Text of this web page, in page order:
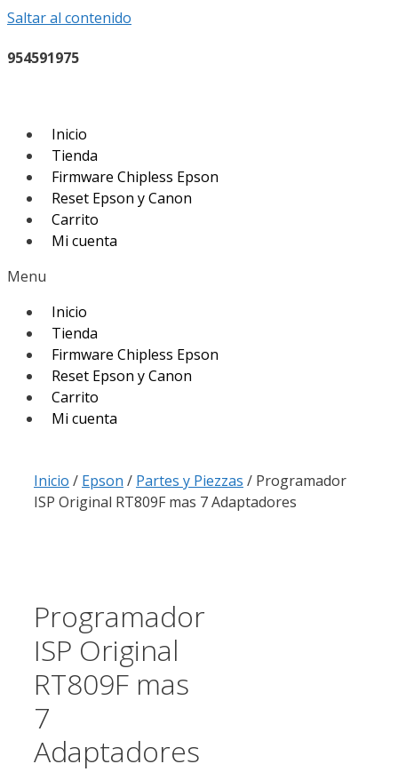
Saltar al contenido
954591975
Inicio
Tienda
Firmware Chipless Epson
Reset Epson y Canon
Carrito
Mi cuenta
Menu
Inicio
Tienda
Firmware Chipless Epson
Reset Epson y Canon
Carrito
Mi cuenta
Inicio / Epson / Partes y Piezzas / Programador
ISP Original RT809F mas 7 Adaptadores
Programador
ISP Original
RT809F mas
7
Adaptadores